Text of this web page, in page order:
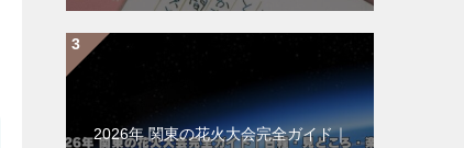
2026年 関東の花火大会完全ガイド｜